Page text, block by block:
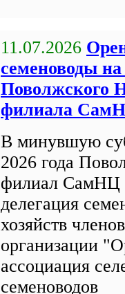
11.07.2026
семеноводы
филиала
В минувшую
2026 года
филиал СамНЦ
делегация
хозяйств
организации
ассоциация
семеноводов